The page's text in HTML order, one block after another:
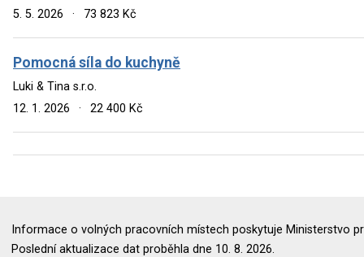
5. 5. 2026
· 73 823 Kč
Pomocná síla do kuchyně
Luki & Tina s.r.o.
12. 1. 2026
· 22 400 Kč
Informace o volných pracovních místech poskytuje Ministerstvo
Poslední aktualizace dat proběhla dne 10. 8. 2026.